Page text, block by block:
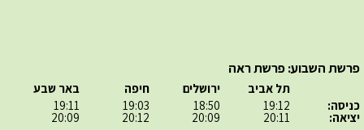
פרשת השבוע: פרשת ראה
כניסה:
יציאה:
תל אביב
19:12
20:11
ירושלים
18:50
20:09
חיפה
19:03
20:12
באר שבע
19:11
20:09